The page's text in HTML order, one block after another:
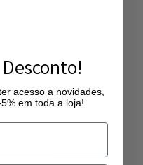
acesso a novidades,
em toda a loja!